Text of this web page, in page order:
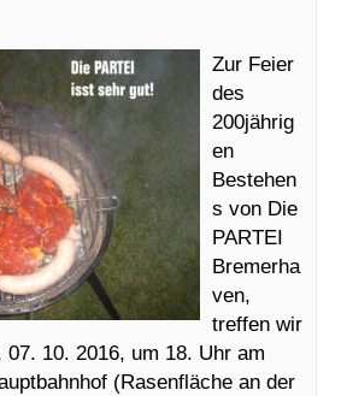
Zur Feier
des
200jährig
en
Bestehen
s von Die
PARTEI
Bremerha
ven,
treffen wir
07. 10. 2016, um 18. Uhr am
(Rasenfläche an der